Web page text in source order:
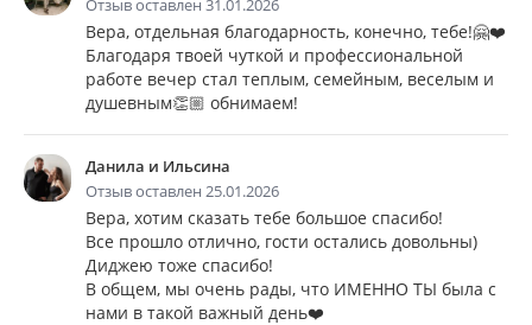
Отзыв оставлен 31.01.2026
Вера, отдельная благодарность, конечно, тебе!🤗❤️
Благодаря твоей чуткой и профессиональной
работе вечер стал теплым, семейным, веселым и
душевным👏🏼 обнимаем!
Данила и Ильсина
Отзыв оставлен 25.01.2026
Вера, хотим сказать тебе большое спасибо!
Все прошло отлично, гости остались довольны)
Диджею тоже спасибо!
В общем, мы очень рады, что ИМЕННО ТЫ была с
нами в такой важный день❤️